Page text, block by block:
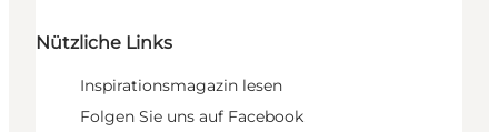
Nützliche Links
Inspirationsmagazin lesen
Folgen Sie uns auf Facebook